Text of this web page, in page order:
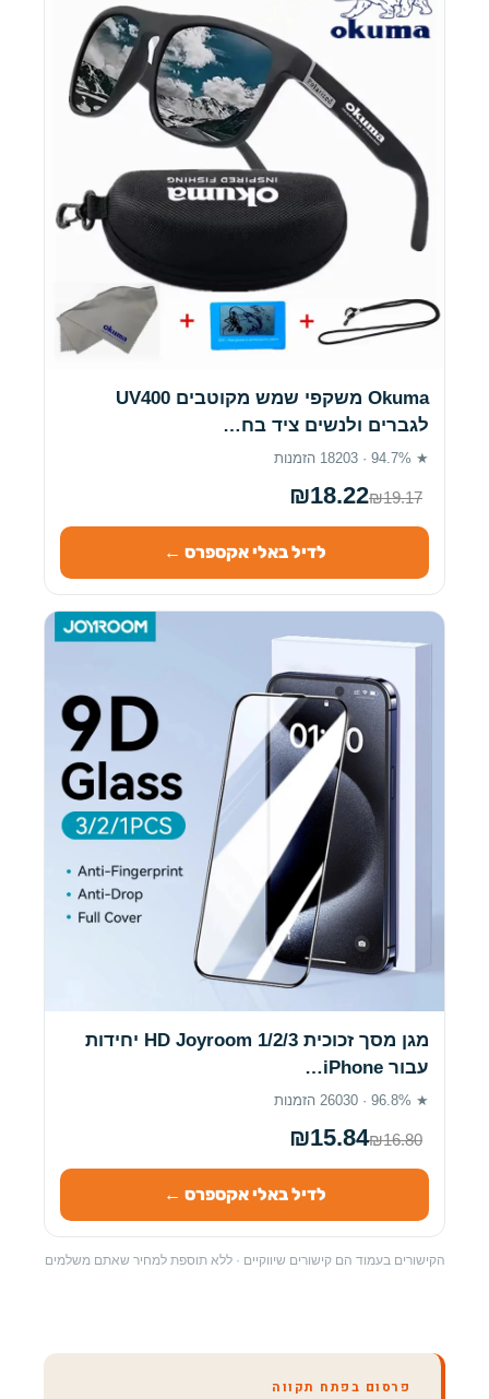
Okuma משקפי שמש מקוטבים UV400
לגברים ולנשים ציד בח…
★ 94.7% · 18203 הזמנות
₪18.22₪19.17
לדיל באלי אקספרס ←
מגן מסך זכוכית HD Joyroom 1/2/3 יחידות
עבור iPhone…
★ 96.8% · 26030 הזמנות
₪15.84₪16.80
לדיל באלי אקספרס ←
הקישורים בעמוד הם קישורים שיווקיים · ללא תוספת למחיר שאתם משלמים
פרסום בפתח תקווה